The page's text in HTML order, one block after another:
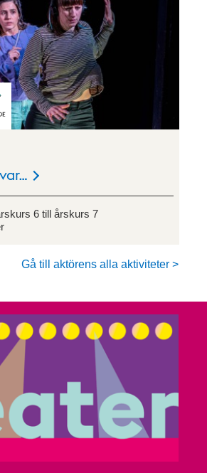
6 till årskurs 7
Gå till aktörens alla aktiviteter >